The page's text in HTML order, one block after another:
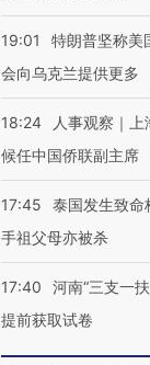
19:01
特朗普坚称美
会向乌克兰提供更多
18:24
人事观察｜
候任中国侨联副主席
17:45
泰国发生致命
手祖父母亦被杀
17:40
河南“三支一
提前获取试卷